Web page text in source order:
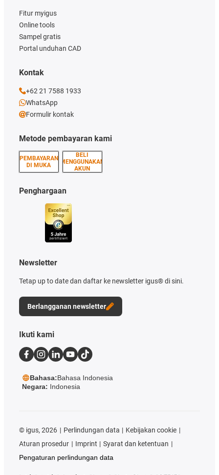
Metode pembayaran kami
PEMBAYARAN
DI MUKA
BELI
MENGGUNAKAN
AKUN
Fitur myigus
Online tools
Sampel gratis
Portal unduhan CAD
Penghargaan
Newsletter
Tetap up to date dan daftar ke newsletter igus® di sini.
Berlangganan newsletter
Kontak
+62 21 7588 1933
WhatsApp
Formulir kontak
Ikuti kami
Bahasa:Bahasa Indonesia
Negara: Indonesia
© igus, 2026 Perlindungan data
Kebijakan cookie
Aturan prosedur
Imprint
Syarat dan ketentuan
Pengaturan perlindungan data